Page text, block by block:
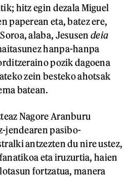
hitz egin dezala Miguel
paperean eta, batez ere,
alaba, Jesusen deia
hanpa-hanpa
pozik dagoena
zein besteko ahotsak
batean.
Nagore Aranburu
jendearen pasibo-
antzezten du nire ustez,
eta iruzurtia, haien
fortzatua, manera